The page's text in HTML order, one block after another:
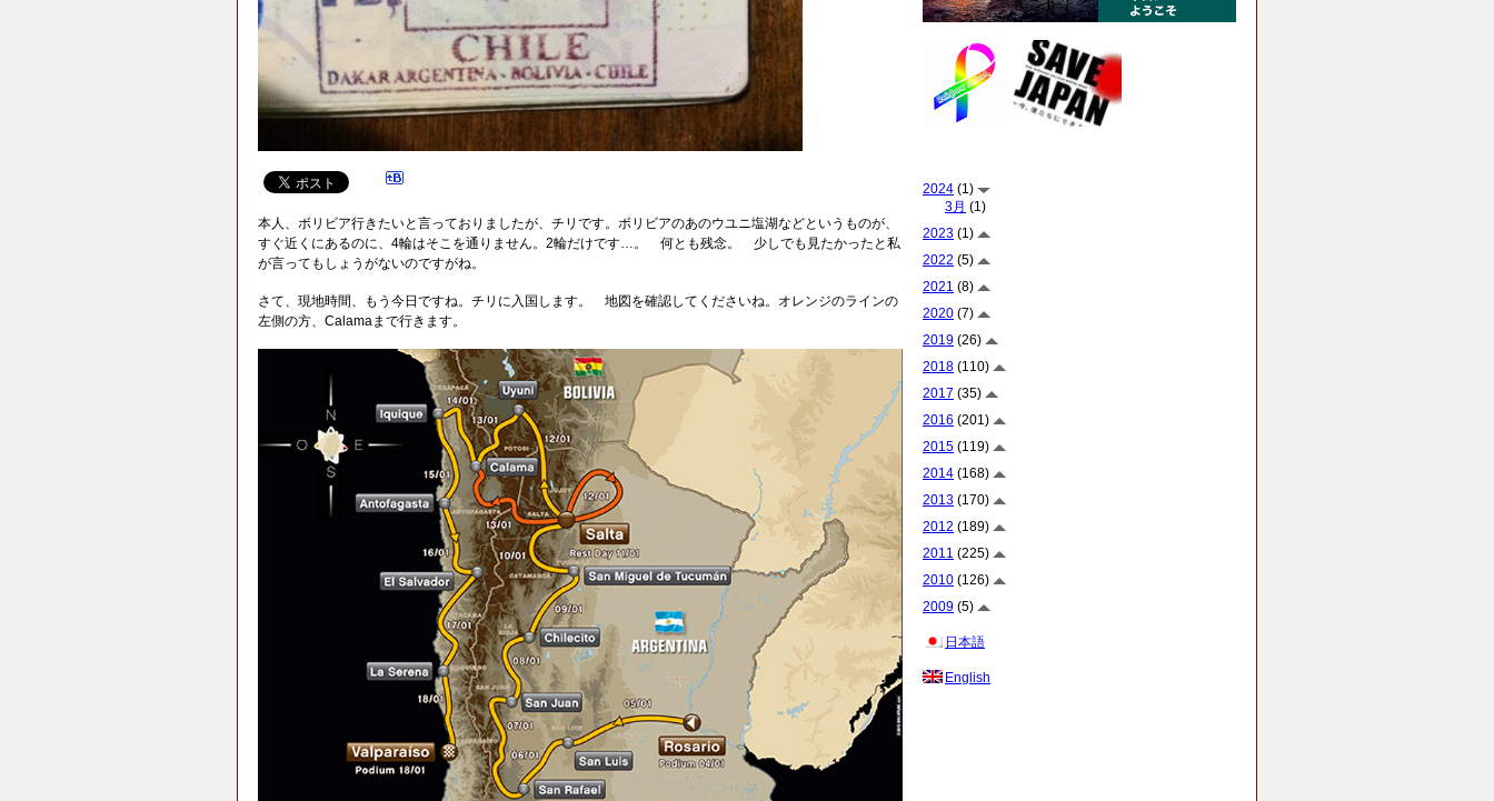
本人、ボリビア行きたいと言っておりましたが、チリです。ボリビアのあのウユニ塩湖などというものが、
すぐ近くにあるのに、4輪はそこを通りません。2輪だけです…。 何とも残念。 少しでも見たかったと私
が言ってもしょうがないのですがね。
さて、現地時間、もう今日ですね。チリに入国します。 地図を確認してくださいね。オレンジのラインの
左側の方、Calamaまで行きます。
2024 (1)
3月 (1)
2023 (1)
2022 (5)
2021 (8)
2020 (7)
2019 (26)
2018 (110)
2017 (35)
2016 (201)
2015 (119)
2014 (168)
2013 (170)
2012 (189)
2011 (225)
2010 (126)
2009 (5)
日本語
English